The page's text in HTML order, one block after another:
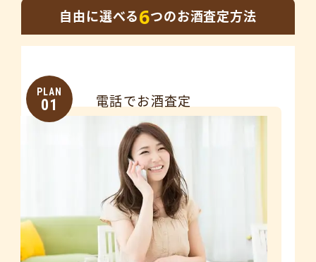
自由に選べる6つのお酒査定方法
PLAN
01 電話でお酒査定